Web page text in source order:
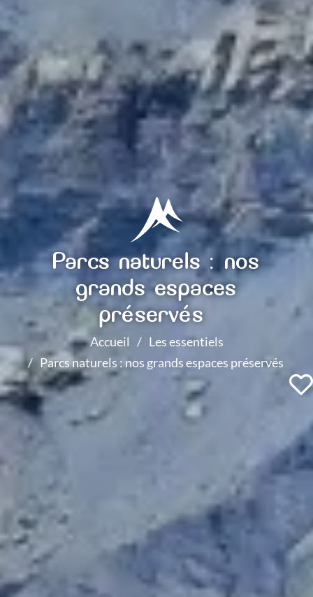
Parcs naturels : nos
grands espaces
préservés
Accueil
Les essentiels
Parcs naturels : nos grands espaces préservés